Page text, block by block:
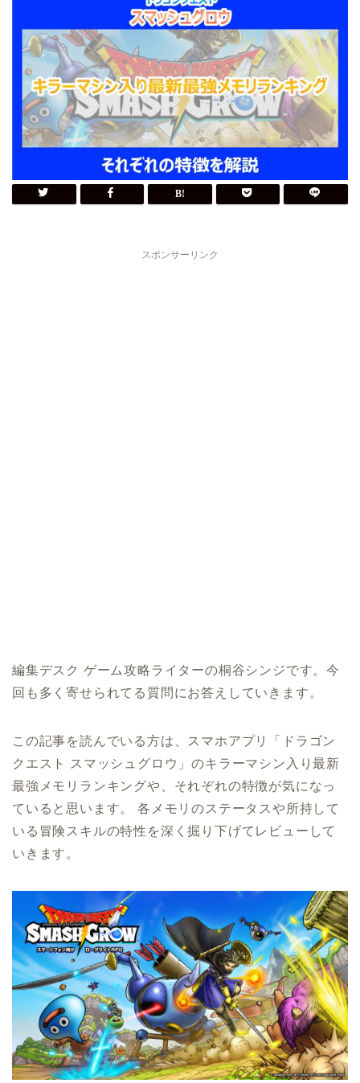
スポンサーリンク
編集デスク ゲーム攻略ライターの桐谷シンジです。今
回も多く寄せられてる質問にお答えしていきます。
この記事を読んでいる方は、スマホアプリ「ドラゴン
クエスト スマッシュグロウ」のキラーマシン入り最新
最強メモリランキングや、それぞれの特徴が気になっ
ていると思います。 各メモリのステータスや所持して
いる冒険スキルの特性を深く掘り下げてレビューして
いきます。